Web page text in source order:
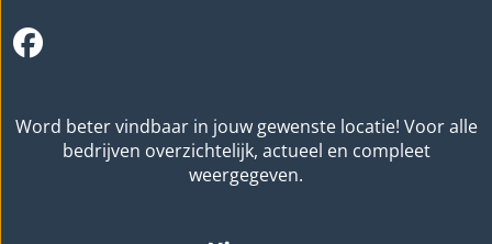
Word beter vindbaar in jouw gewenste locatie! Voor alle
bedrijven overzichtelijk, actueel en compleet
weergegeven.